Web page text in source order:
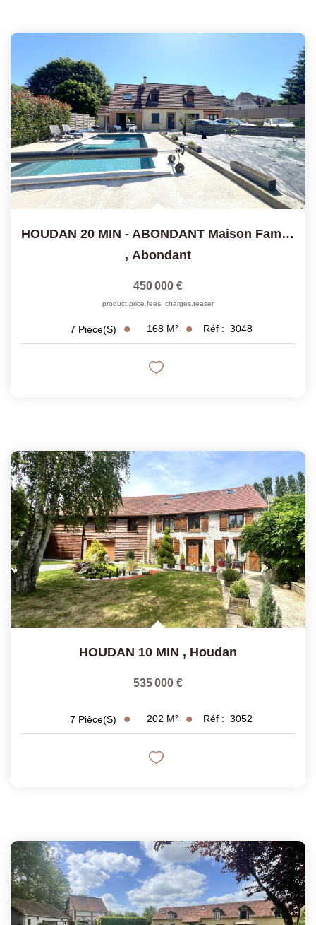
HOUDAN 20 MIN - ABONDANT Maison Familiale Avec Piscine Chauf
, Abondant
450 000 €
product.price.fees_charges.teaser
7 Pièce(s) 168 M² Réf : 3048
HOUDAN 10 MIN , Houdan
535 000 €
7 Pièce(s) 202 M² Réf : 3052